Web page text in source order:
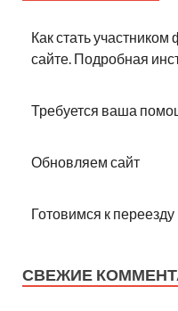
Как стать
сайте. Подробная
Требуется ваша
Обновляем сайт
Готовимся к переезду
СВЕЖИЕ